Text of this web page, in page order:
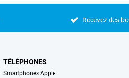
Recevez des
TÉLÉPHONES
Smartphones Apple